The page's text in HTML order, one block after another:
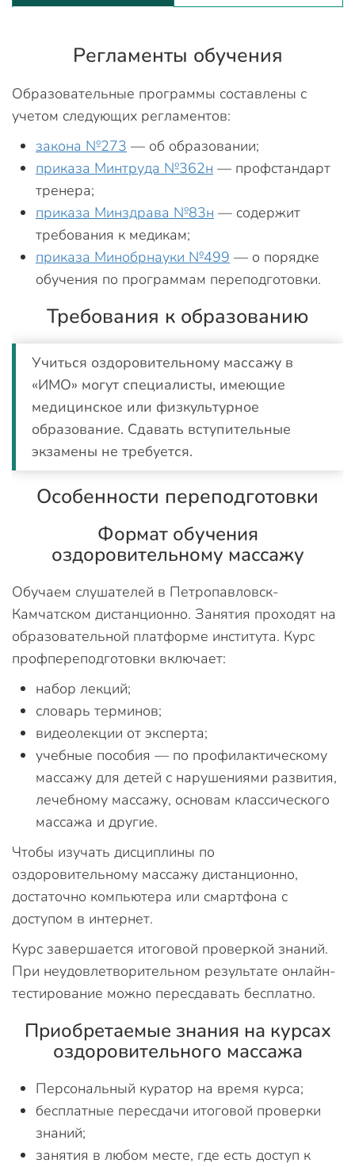
Регламенты обучения
Образовательные программы составлены с
учетом следующих регламентов:
закона №273 — об образовании;
приказа Минтруда №362н — профстандарт
тренера;
приказа Минздрава №83н — содержит
требования к медикам;
приказа Минобрнауки №499 — о порядке
обучения по программам переподготовки.
Требования к образованию
Учиться оздоровительному массажу в
«ИМО» могут специалисты, имеющие
медицинское или физкультурное
образование. Сдавать вступительные
экзамены не требуется.
Особенности переподготовки
Формат обучения
оздоровительному массажу
Обучаем слушателей в Петропавловск-
Камчатском дистанционно. Занятия проходят на
образовательной платформе института. Курс
профпереподготовки включает:
набор лекций;
словарь терминов;
видеолекции от эксперта;
учебные пособия — по профилактическому
массажу для детей с нарушениями развития,
лечебному массажу, основам классического
массажа и другие.
Чтобы изучать дисциплины по
оздоровительному массажу дистанционно,
достаточно компьютера или смартфона с
доступом в интернет.
Курс завершается итоговой проверкой знаний.
При неудовлетворительном результате онлайн-
тестирование можно пересдавать бесплатно.
Приобретаемые знания на курсах
оздоровительного массажа
Персональный куратор на время курса;
бесплатные пересдачи итоговой проверки
знаний;
занятия в любом месте, где есть доступ к